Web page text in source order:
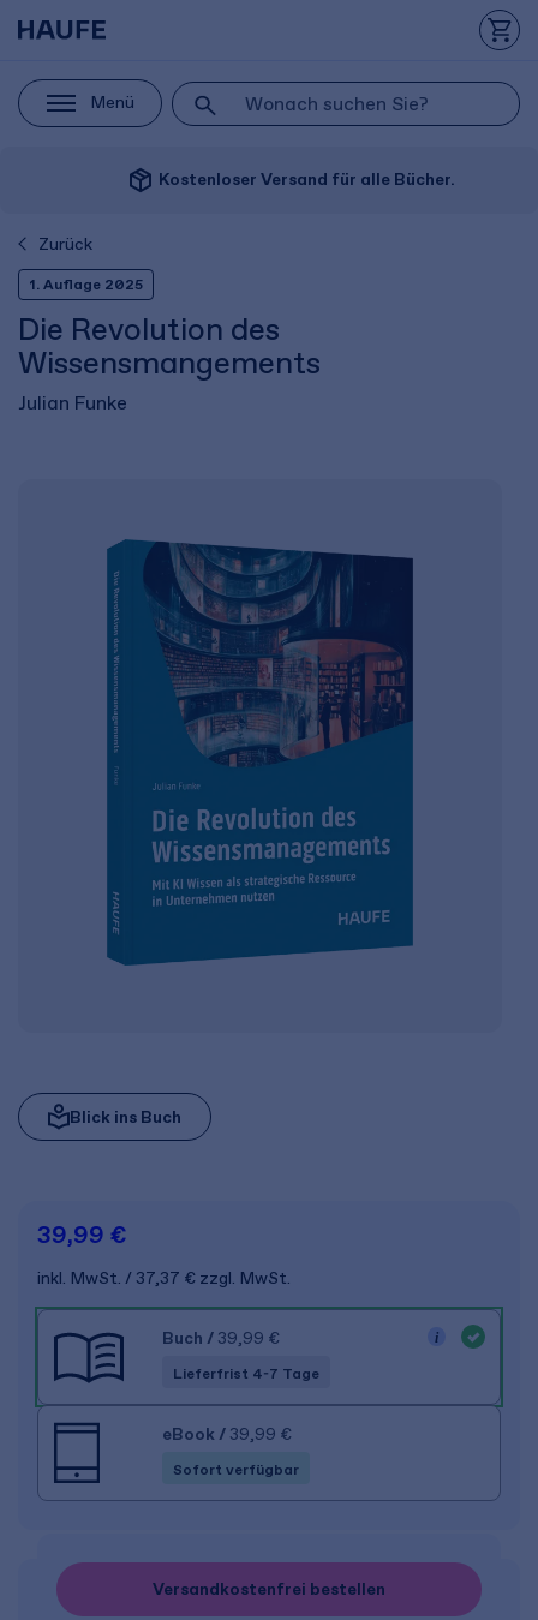
Menü
package_2 Kostenloser Versand für alle Bücher.
Zurück
1. Auflage 2025
Die Revolution des
Wissensmangements
Julian Funke
Blick ins Buch
39,99 €
inkl. MwSt. 37,37 € zzgl. MwSt.
Buch / 39,99 €
Lieferfrist 4-7 Tage
eBook / 39,99 €
Sofort verfügbar
Versandkostenfrei bestellen